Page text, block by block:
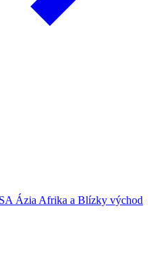
ÁziaAfrika a Blízky východ